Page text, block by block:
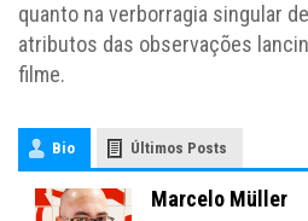
quanto na verborragia singular
atributos das observações
filme.
Bio Últimos Posts
Marcelo Müller